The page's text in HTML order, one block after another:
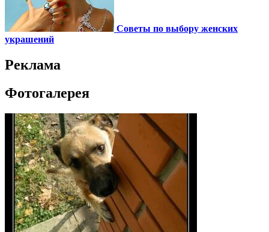
Советы по выбору женских
украшений
Реклама
Фотогалерея